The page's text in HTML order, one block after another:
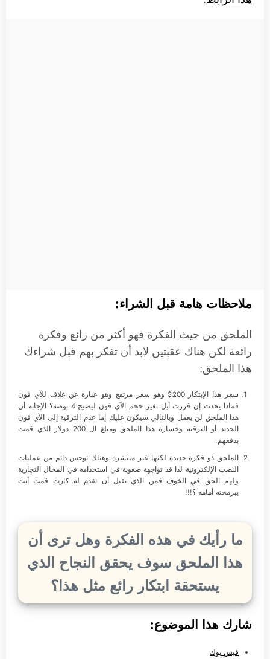
ملاحظات هامة قبل الشراء:
الملحق من حيث الفكرة فهو أكثر من رائع وفكرة
رائعة لكن هناك عقبتين لابد أن تفكر بهم قبل شراءك
هذا الملحق:
سعر هذا الإبتكار 200$ وهو سعر مرتفع وهو عبارة عن غلاف للآي فون
فماذا يحدث إن قررت أبل تغير حجم الآي فون ليصبح 4 بوصة؟ الإجابة أن
هذا الملحق لن يعمل وبالتالي سيكون عليك إما عدم الترقية إلى الآي فون
الجديد أو الترقية وخسارة هذا الملحق ومبلغ ال 200 دولار الذي قمت
بدفعهم.
الملحق ذو فكرة جديدة لكنها غير منتشرة وهناك توجس دائم من عمليات
النصب الإلكترونية لذا قد تواجهة صعوبة في استخدامه في المحال التجارية
ولهم الحق في الخوف فمن الذي يقبل أن تقدم له كارت قمت أنت
ببرمجته أمامه ؟!!!
ما رأيك في هذه الفكرة وهل ترى أن
هذا الملحق سوف يحقق النجاح الذي
يستحقة ابتكار رائع مثل هذا؟
شارك هذا الموضوع:
فيس بوك